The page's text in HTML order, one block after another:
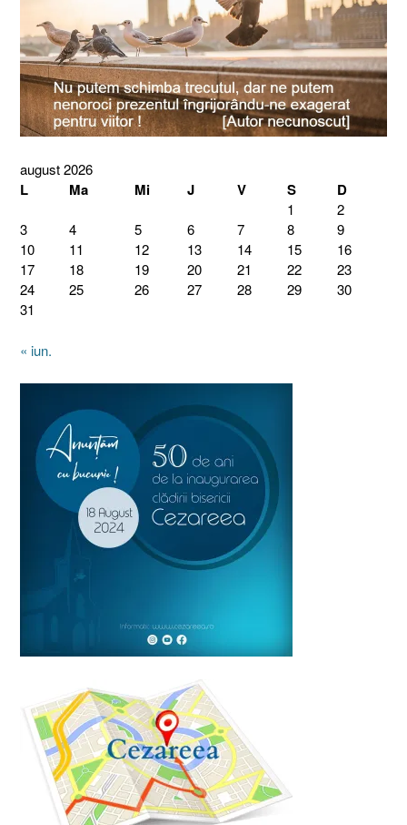
august 2026
L Ma Mi J V S D
1
2
3
4 5 6 7 8
9
10
11 12 13 14 15
16
17
18 19 20 21 22
23
24
25 26 27 28 29
30
31
« iun.